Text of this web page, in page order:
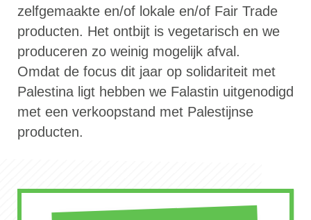
zelfgemaakte en/of lokale en/of Fair Trade
producten. Het ontbijt is vegetarisch en we
produceren zo weinig mogelijk afval.
Omdat de focus dit jaar op solidariteit met
Palestina ligt hebben we Falastin uitgenodigd
met een verkoopstand met Palestijnse
producten.